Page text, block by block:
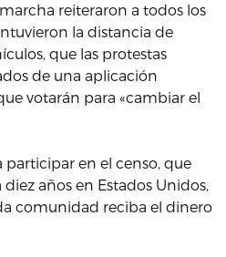
reiteraron a todos los
la distancia de
que las protestas
de una aplicación
votarán para «cambiar el
en el censo, que
años en Estados Unidos,
comunidad reciba el dinero